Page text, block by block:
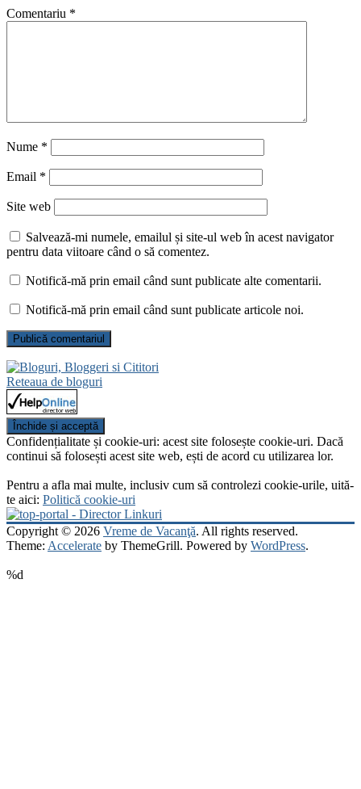
Comentariu *
Nume *
Email *
Site web
Salvează-mi numele, emailul și site-ul web în acest navigator
pentru data viitoare când o să comentez.
Notifică-mă prin email când sunt publicate alte comentarii.
Notifică-mă prin email când sunt publicate articole noi.
Reteaua de bloguri
Confidențialitate și cookie-uri: acest site folosește cookie-uri. Dacă
continui să folosești acest site web, ești de acord cu utilizarea lor.
Pentru a afla mai multe, inclusiv cum să controlezi cookie-urile, uită-
te aici: Politică cookie-uri
Copyright © 2026 Vreme de Vacanţă. All rights reserved.
Theme: Accelerate by ThemeGrill. Powered by WordPress.
%d